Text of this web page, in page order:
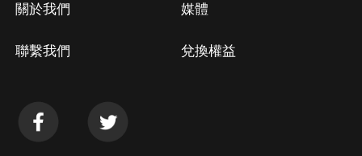
關於我們
聯繫我們
媒體
兌換權益